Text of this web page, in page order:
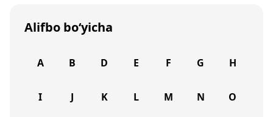
Alifbo bo‘yicha
A B D E F G H
I J K L M N O